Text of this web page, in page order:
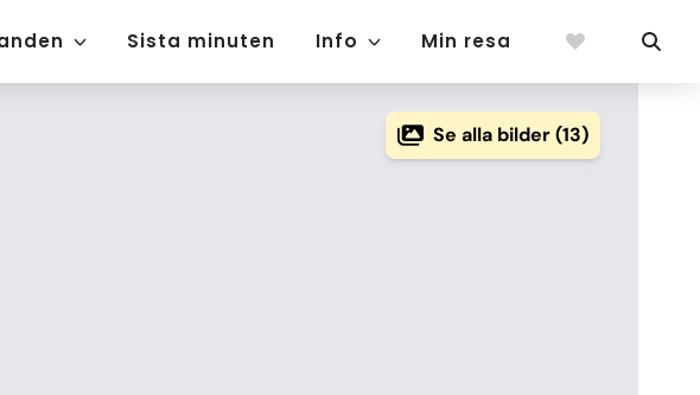
Sista minuten Info Min resa
Se alla bilder (13)